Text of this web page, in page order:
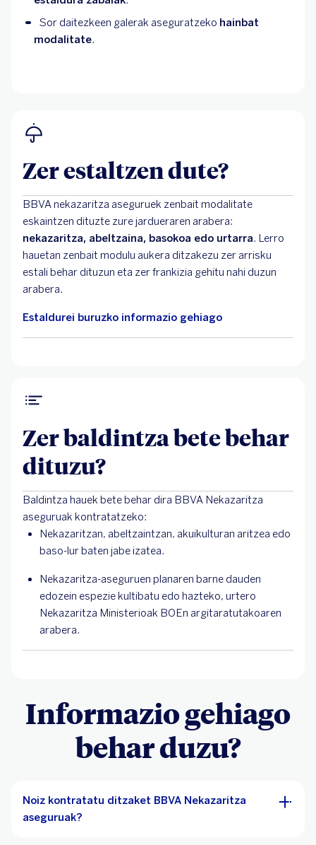
Sor daitezkeen galerak aseguratzeko hainbat
modalitate.
Zer estaltzen dute?
BBVA nekazaritza aseguruek zenbait modalitate
eskaintzen dituzte zure jardueraren arabera:
nekazaritza, abeltzaina, basokoa edo urtarra. Lerro
hauetan zenbait modulu aukera ditzakezu zer arrisku
estali behar dituzun eta zer frankizia gehitu nahi duzun
arabera.
Estaldurei buruzko informazio gehiago
Zer baldintza bete behar
dituzu?
Baldintza hauek bete behar dira BBVA Nekazaritza
aseguruak kontratatzeko:
Nekazaritzan, abeltzaintzan, akuikulturan aritzea edo
baso-lur baten jabe izatea.
Nekazaritza-aseguruen planaren barne dauden
edozein espezie kultibatu edo hazteko, urtero
Nekazaritza Ministerioak BOEn argitaratutakoaren
arabera.
Informazio gehiago
behar duzu?
Noiz kontratatu ditzaket BBVA Nekazaritza
aseguruak?